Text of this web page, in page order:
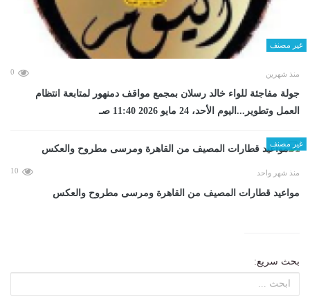
غير مصنف
منذ شهرين 0
جولة مفاجئة للواء خالد رسلان بمجمع مواقف دمنهور لمتابعة انتظام
العمل وتطوير...اليوم الأحد، 24 مايو 2026 11:40 صـ
غير مصنف
منذ شهر واحد 10
مواعيد قطارات المصيف من القاهرة ومرسى مطروح والعكس
بحث سريع: